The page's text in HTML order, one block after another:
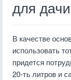
для
В качестве
использовать
придется
20-ть литров и